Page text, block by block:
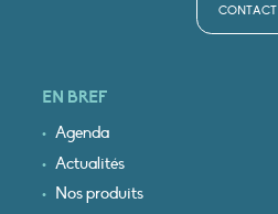
CONTACT
EN BREF
Agenda
Actualités
Nos produits